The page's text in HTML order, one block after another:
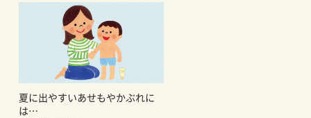
夏に出やすいあせもやかぶれに
は…